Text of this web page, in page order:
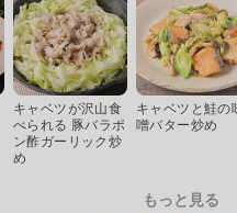
キャベツが沢山食
べられる 豚バラポ
ン酢ガーリック炒
め
キャベツと鮭の
噌バター炒め
もっと見る